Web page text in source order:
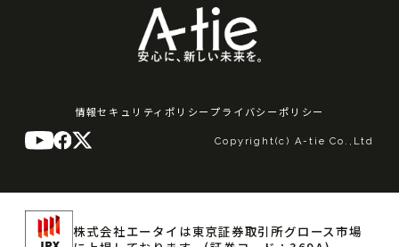
情報セキュリティポリシー プライバシーポリシー
Copyright(c) A-tie Co.,Ltd
株式会社エータイは東京証券取引所グロース市場